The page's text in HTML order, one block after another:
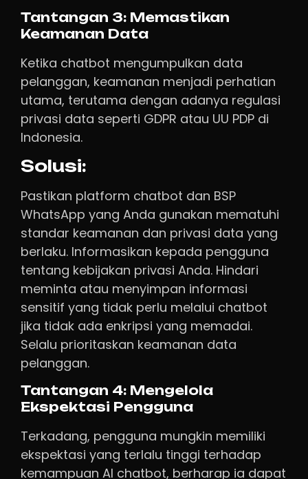
Tantangan 3: Memastikan
Keamanan Data
Ketika chatbot mengumpulkan data
pelanggan, keamanan menjadi perhatian
utama, terutama dengan adanya regulasi
privasi data seperti GDPR atau UU PDP di
Indonesia.
Solusi:
Pastikan platform chatbot dan BSP
WhatsApp yang Anda gunakan mematuhi
standar keamanan dan privasi data yang
berlaku. Informasikan kepada pengguna
tentang kebijakan privasi Anda. Hindari
meminta atau menyimpan informasi
sensitif yang tidak perlu melalui chatbot
jika tidak ada enkripsi yang memadai.
Selalu prioritaskan keamanan data
pelanggan.
Tantangan 4: Mengelola
Ekspektasi Pengguna
Terkadang, pengguna mungkin memiliki
ekspektasi yang terlalu tinggi terhadap
kemampuan AI chatbot, berharap ia dapat